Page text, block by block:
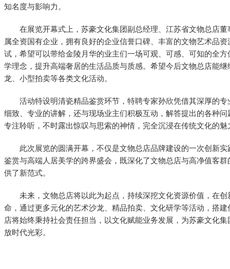
知名度与影响力。
在展览开幕式上，苏豪文化集团副总经理、江苏省文物总店
属全资国有企业，拥有良好的企业信誉口碑、丰富的文物艺术品
试，希望可以带给金陵月华的业主们一场可观、可感、可知的全
学理念，提升高端奢居的生活品质与质感。希望今后文物总店能
龙、小型拍卖等各类文化活动。
活动特设明清瓷精品鉴赏环节，特聘专家孙欣凭借其深厚的
细致、专业的讲解，还与现场业主们积极互动，解答提出的各种
专注聆听，不时露出惊叹与思索的神情，完全沉浸在传统文化的
此次展览的圆满开幕，不仅是文物总店品牌建设的一次创新
鉴赏与高端人居美学的跨界盛会，既深化了文物总店与高净值客
供了新范式。
未来，文物总店将以此为起点，持续深挖文化资源价值，在
命，通过更多元化的艺术沙龙、精品拍卖、文化研学等活动，搭
店将始终秉持社会责任担当，以文化赋能业务发展，为苏豪文化
放时代光彩。